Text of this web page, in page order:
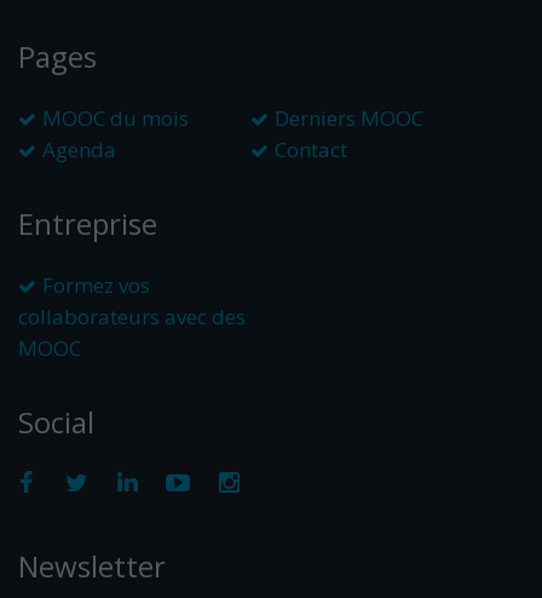
Pages
MOOC du mois
Derniers MOOC
Agenda
Contact
Entreprise
Formez vos
collaborateurs avec des
MOOC
Social
Newsletter